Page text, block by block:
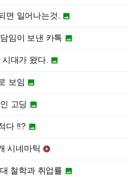
면 일어나는것. 
임이 보낸 카톡 
대가 왔다. 
보임 
고딩 
다 !!? 
시네마틱 
철학과 취업률 